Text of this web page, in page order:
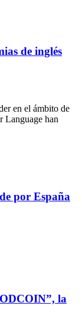
de inglés
en el ámbito de
Language han
por España
la